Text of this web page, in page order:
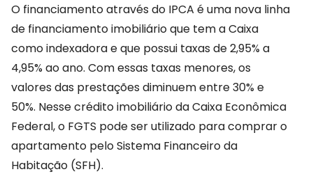
O financiamento através do IPCA é uma nova linha
de financiamento imobiliário que tem a Caixa
como indexadora e que possui taxas de 2,95% a
4,95% ao ano. Com essas taxas menores, os
valores das prestações diminuem entre 30% e
50%. Nesse crédito imobiliário da Caixa Econômica
Federal, o FGTS pode ser utilizado para comprar o
apartamento pelo Sistema Financeiro da
Habitação (SFH).